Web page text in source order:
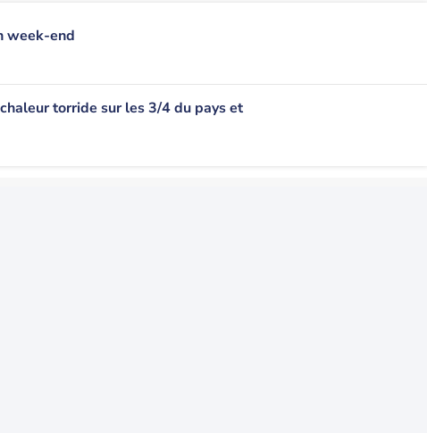
week-end
torride sur les 3/4 du pays et